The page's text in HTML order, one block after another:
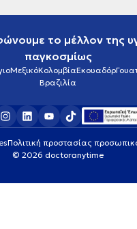
το μέλλον της
παγκοσμίως
ΜεξικόΚολομβίαΕκουαδόρ
Βραζιλία
Πολιτική προστασίας
© 2026 doctoranytime